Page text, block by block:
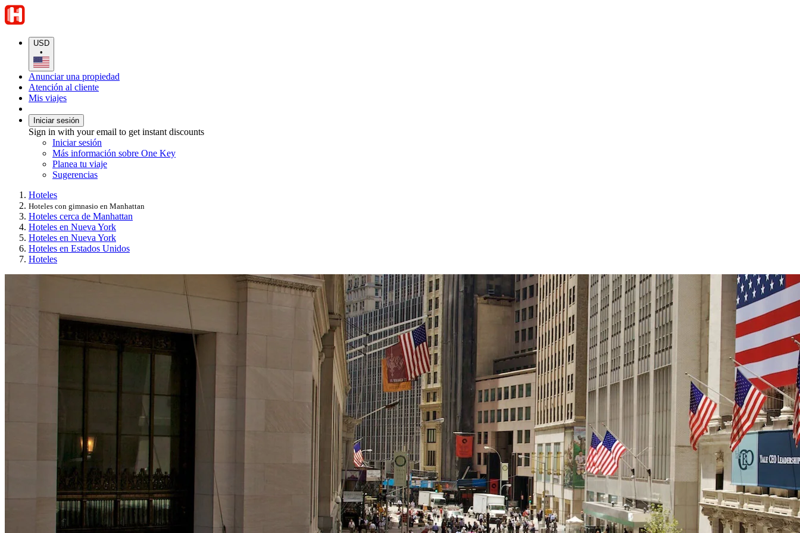
USD
•
Anunciar una propiedad
Atención al cliente
Mis viajes
Iniciar sesión
Sign in with your email to get instant discounts
Iniciar sesión
Más información sobre One Key
Planea tu viaje
Sugerencias
Hoteles
Hoteles con gimnasio en Manhattan
Hoteles cerca de Manhattan
Hoteles en Nueva York
Hoteles en Nueva York
Hoteles en Estados Unidos
Hoteles